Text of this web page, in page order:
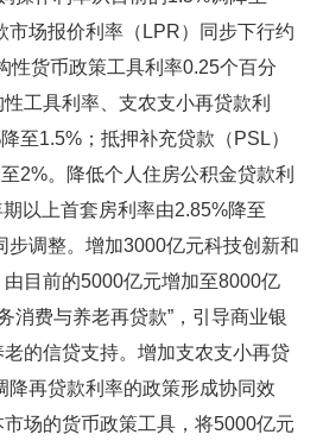
市场报价利率（LPR）同步下行约
性货币政策工具利率0.25个百分
工具利率、支农支小再贷款利
至1.5%；抵押补充贷款（PSL）
2%。降低个人住房公积金贷款利
以上首套房利率由2.85%降至
步调整。增加3000亿元科技创新和
目前的5000亿元增加至8000亿
消费与养老再贷款”，引导商业银
的信贷支持。增加支农支小再贷
降再贷款利率的政策形成协同效
场的货币政策工具，将5000亿元